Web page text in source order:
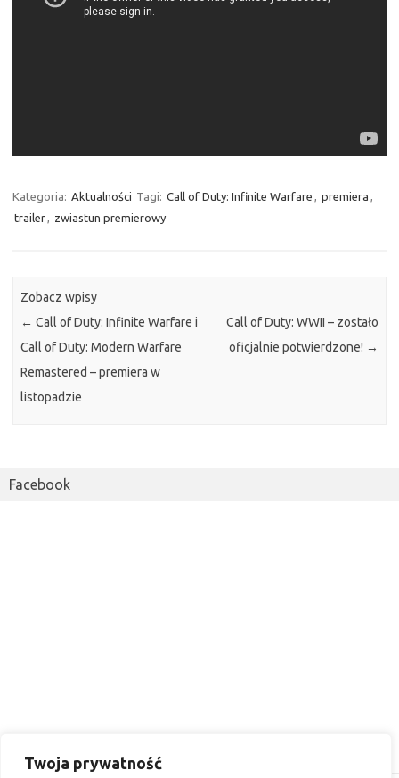
Twoja prywatność
Kategoria: Aktualności Tagi: Call of Duty: Infinite Warfare , premiera ,
trailer, zwiastun premierowy
Zobacz wpisy
← Call of Duty: Infinite Warfare i
Call of Duty: Modern Warfare
Remastered – premiera w
listopadzie
Call of Duty: WWII – zostało
oficjalnie potwierdzone! →
Facebook